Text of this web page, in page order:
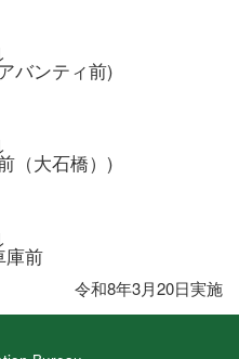
バンティ前)
（大石橋）)
庫前
令和8年3月20日実施